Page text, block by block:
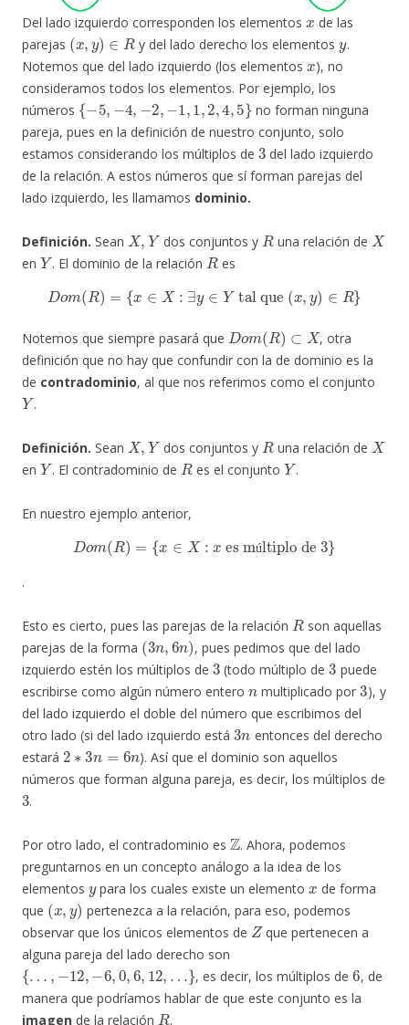
Del lado izquierdo corresponden los elementos
x
de las
parejas
(x,y)∈R
y del lado derecho los elementos
y
.
Notemos que del lado izquierdo (los elementos
x
), no
consideramos todos los elementos. Por ejemplo, los
números
{−5, −4,−2 ,−1 ,1,2,4,5}
no forman ninguna
pareja, pues en la definición de nuestro conjunto, solo
estamos considerando los múltiplos de
3
del lado izquierdo
de la relación. A estos números que sí forman parejas del
lado izquierdo, les llamamos dominio.
Definición. Sean
X,Y
dos conjuntos y
R
una relación de
X
en
Y
. El dominio de la relación
R
es
Dom ={ x∈X: ∃ y∈ Y tal que(x,y) ∈R }
Notemos que siempre pasará que
D (R)⊂
, otra
definición que no hay que confundir con la de dominio es la
de contradominio, al que nos referimos como el conjunto
Y
.
Definición. Sean
X,Y
dos conjuntos y
R
una relación de
X
en
Y
. El contradominio de
R
es el conjunto
Y
.
En nuestro ejemplo anterior,
Dom(R x∈X xes múltiplo de 3 }
.
Esto es cierto, pues las parejas de la relación
R
son aquellas
parejas de la forma
(3n,6n)
, pues pedimos que del lado
izquierdo estén los múltiplos de
3
(todo múltiplo de
3
puede
escribirse como algún número entero
n
multiplicado por
3
), y
del lado izquierdo el doble del número que escribimos del
otro lado (si del lado izquierdo está
3n
entonces del derecho
estará
2∗3 n=6n
). Así que el dominio son aquellos
números que forman alguna pareja, es decir, los múltiplos de
3
.
Por otro lado, el contradominio es
Z
. Ahora, podemos
preguntarnos en un concepto análogo a la idea de los
elementos
y
para los cuales existe un elemento
x
de forma
que
(x,y)
pertenezca a la relación, para eso, podemos
observar que los únicos elementos de
Z
que pertenecen a
alguna pareja del lado derecho son
{…,−12,−6,0 ,6,12,…}
, es decir, los múltiplos de
6
, de
manera que podríamos hablar de que este conjunto es la
imagen de la relación
R
.